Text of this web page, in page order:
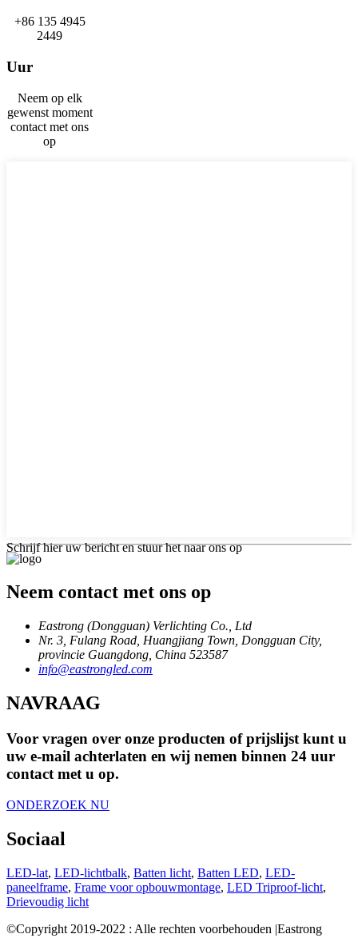
+86 135 4945
2449
Uur
Neem op elk
gewenst moment
contact met ons
op
Schrijf hier uw bericht en stuur het naar ons op
Neem contact met ons op
Eastrong (Dongguan) Verlichting Co., Ltd
Nr. 3, Fulang Road, Huangjiang Town, Dongguan City,
provincie Guangdong, China 523587
info@eastrongled.com
NAVRAAG
Voor vragen over onze producten of prijslijst kunt u
uw e-mail achterlaten en wij nemen binnen 24 uur
contact met u op.
ONDERZOEK NU
Sociaal
LED-lat, LED-lichtbalk, Batten licht, Batten LED, LED-
paneelframe, Frame voor opbouwmontage, LED Triproof-licht,
Drievoudig licht
©Copyright 2019-2022 : Alle rechten voorbehouden |Eastrong